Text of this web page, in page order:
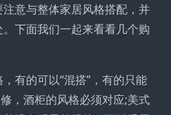
意与整体家居风格搭配，并
下面我们一起来看看几个购
有的可以“混搭”，有的只能
，酒柜的风格必须对应;美式